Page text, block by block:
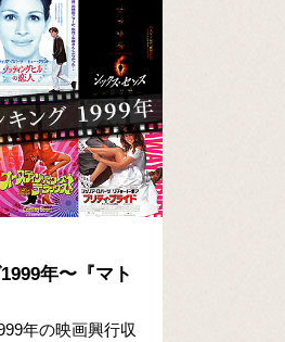
年〜『マト
年の映画興行収